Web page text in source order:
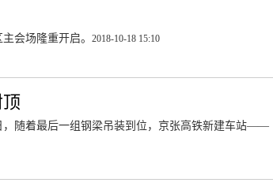
会场隆重开启。 2018-10-18 15:10
，随着最后一组钢梁吊装到位，京张高铁新建车站——